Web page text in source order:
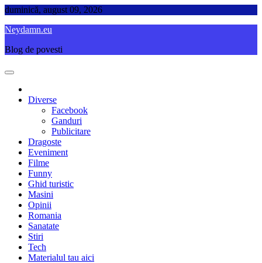
Skip
content
duminică, august 09, 2026
Neydamn.eu
Blog de povesti
Diverse
Facebook
Ganduri
Publicitare
Dragoste
Eveniment
Filme
Funny
Ghid turistic
Masini
Opinii
Romania
Sanatate
Stiri
Tech
Materialul tau aici